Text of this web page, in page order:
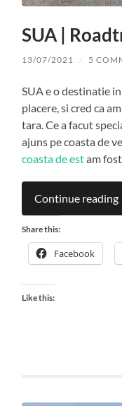
SUA |
13/07/2021 / 5
SUA e o destinatie
placere, si cred ca
tara. Ce a facut
ajuns pe coasta de
coasta de estam
Continue reading
Share this:
Facebook
Like this: